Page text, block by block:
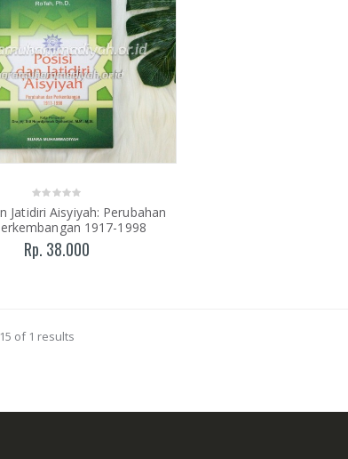
Jatidiri Aisyiyah: Perubahan
1917-1998
Rp. 38.000
of 1 results